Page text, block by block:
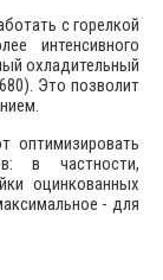
с горелкой
интенсивного
охладительный
Это позволит
оптимизировать
в частности,
оцинкованных
- для